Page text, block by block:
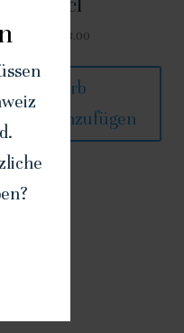
– 75cl
38.00
Korb
hinzufügen